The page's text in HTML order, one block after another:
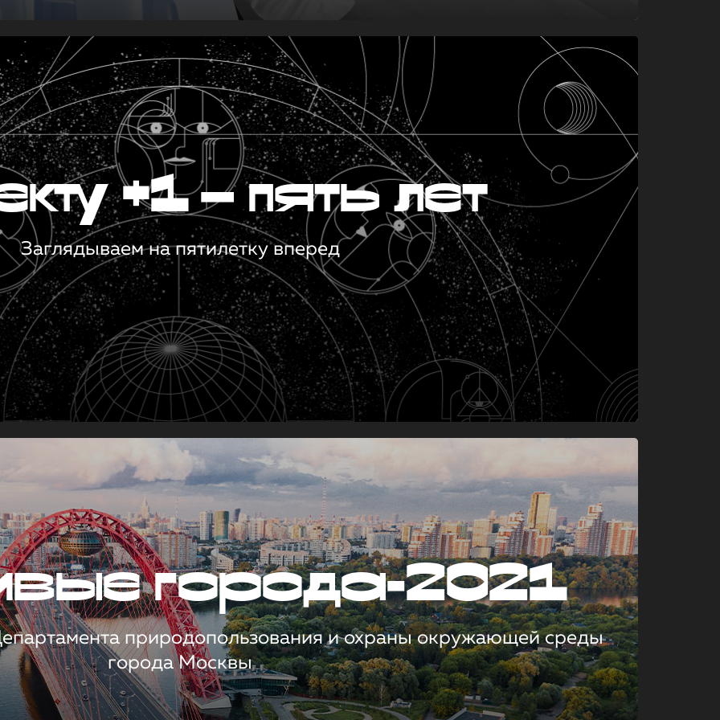
+1 — пять лет
Заглядываем на пятилетку вперед
города-2021
природопользования и охраны окружающей среды
города Москвы